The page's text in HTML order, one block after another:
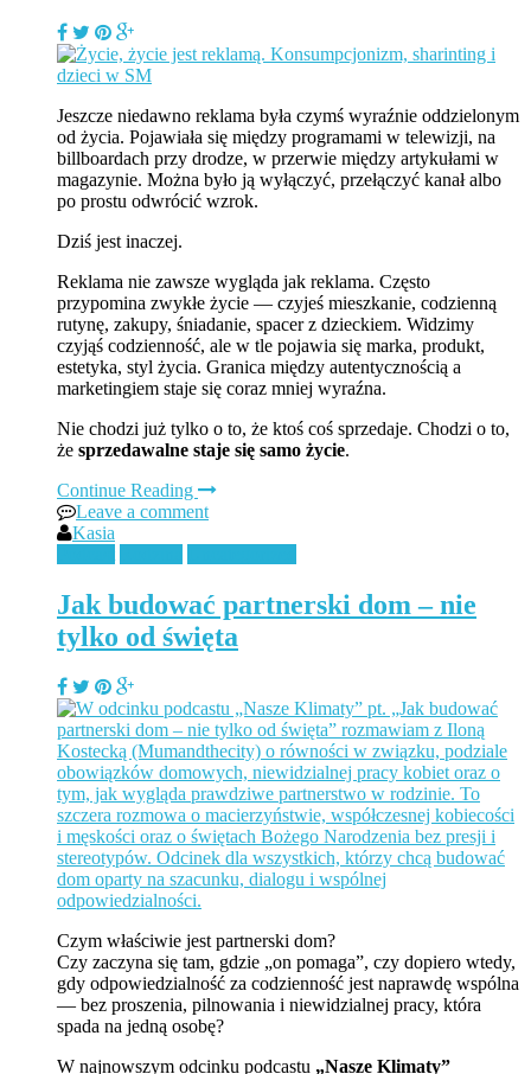
Jeszcze niedawno reklama była czymś wyraźnie oddzielonym
od życia. Pojawiała się między programami w telewizji, na
billboardach przy drodze, w przerwie między artykułami w
magazynie. Można było ją wyłączyć, przełączyć kanał albo
po prostu odwrócić wzrok.
Dziś jest inaczej.
Reklama nie zawsze wygląda jak reklama. Często
przypomina zwykłe życie — czyjeś mieszkanie, codzienną
rutynę, zakupy, śniadanie, spacer z dzieckiem. Widzimy
czyjąś codzienność, ale w tle pojawia się marka, produkt,
estetyka, styl życia. Granica między autentycznością a
marketingiem staje się coraz mniej wyraźna.
Nie chodzi już tylko o to, że ktoś coś sprzedaje. Chodzi o to,
że sprzedawalne staje się samo życie.
Continue Reading
Leave a comment
Kasia
Jak budować partnerski dom – nie
tylko od święta
Czym właściwie jest partnerski dom?
Czy zaczyna się tam, gdzie „on pomaga”, czy dopiero wtedy,
gdy odpowiedzialność za codzienność jest naprawdę wspólna
— bez proszenia, pilnowania i niewidzialnej pracy, która
spada na jedną osobę?
W najnowszym odcinku podcastu „Nasze Klimaty”